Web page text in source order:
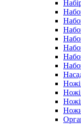
Ножі
Ножі